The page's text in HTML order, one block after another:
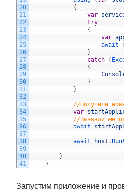
20
21
22
23
24
25
26
27
28
29
30
31
32
33
34
35
36
37
38
39
40
41
{
var
try
{
var
await
}
catch
(
{
}
}
//Получили
var
//Вызвали
await
await host .
}
}
Запустим приложение и